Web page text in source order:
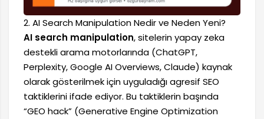
2. AI Search Manipulation Nedir ve Neden Yeni?
AI search manipulation, sitelerin yapay zeka
destekli arama motorlarında (ChatGPT,
Perplexity, Google AI Overviews, Claude) kaynak
olarak gösterilmek için uyguladığı agresif SEO
taktiklerini ifade ediyor. Bu taktiklerin başında
“GEO hack” (Generative Engine Optimization